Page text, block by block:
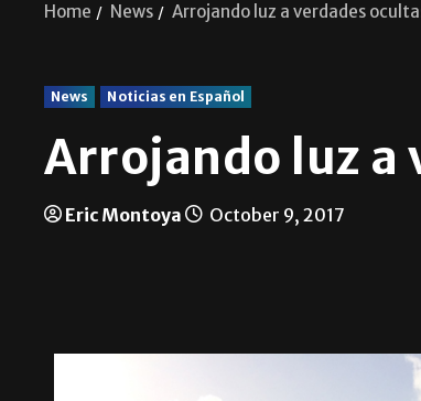
Home News Arrojando luz a verdades
News Noticias en Español
Arrojando luz a
Eric Montoya October 9, 2017